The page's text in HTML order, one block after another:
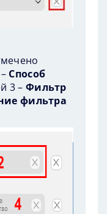
Способ
3 –Фильтр
фильтра